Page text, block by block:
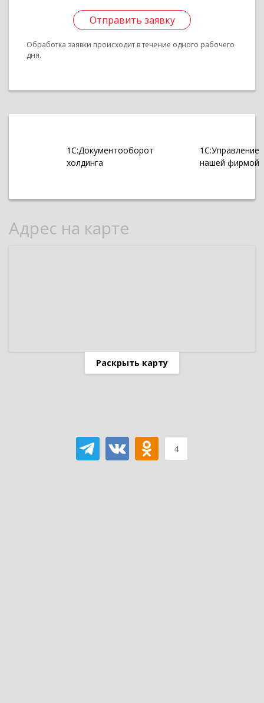
Отправить заявку
Обработка заявки происходит в течение одного рабочего
дня.
1С:Документооборот
холдинга
1С:Управление
нашей фирмой
Адрес на карте
Раскрыть карту
4